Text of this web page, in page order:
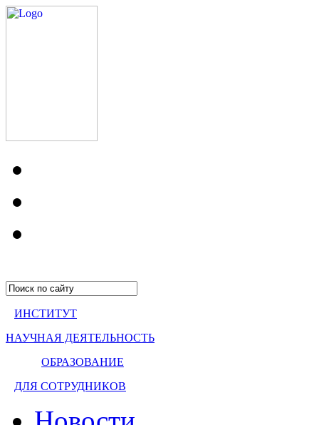
ИНСТИТУТ
НАУЧНАЯ ДЕЯТЕЛЬНОСТЬ
ОБРАЗОВАНИЕ
ДЛЯ СОТРУДНИКОВ